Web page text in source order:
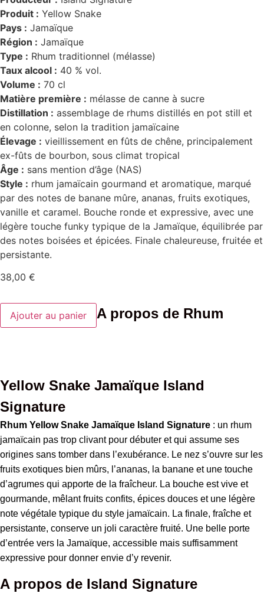
Produit : Yellow Snake
Pays : Jamaïque
Région : Jamaïque
Type : Rhum traditionnel (mélasse)
Taux alcool : 40 % vol.
Volume : 70 cl
Matière première : mélasse de canne à sucre
Distillation : assemblage de rhums distillés en pot still et
en colonne, selon la tradition jamaïcaine
Élevage : vieillissement en fûts de chêne, principalement
ex-fûts de bourbon, sous climat tropical
Âge : sans mention d’âge (NAS)
Style : rhum jamaïcain gourmand et aromatique, marqué
par des notes de banane mûre, ananas, fruits exotiques,
vanille et caramel. Bouche ronde et expressive, avec une
légère touche funky typique de la Jamaïque, équilibrée par
des notes boisées et épicées. Finale chaleureuse, fruitée et
persistante.
38,00 €
quantité
de
Rhum
Ajouter au panier A propos de Rhum
Yellow Snake Jamaïque Island
Signature
Rhum Yellow Snake Jamaïque Island Signature : un rhum
jamaïcain pas trop clivant pour débuter et qui assume ses
origines sans tomber dans l’exubérance. Le nez s’ouvre sur les
fruits exotiques bien mûrs, l’ananas, la banane et une touche
d’agrumes qui apporte de la fraîcheur. La bouche est vive et
gourmande, mêlant fruits confits, épices douces et une légère
note végétale typique du style jamaïcain. La finale, fraîche et
persistante, conserve un joli caractère fruité. Une belle porte
d’entrée vers la Jamaïque, accessible mais suffisamment
expressive pour donner envie d’y revenir.
A propos de Island Signature